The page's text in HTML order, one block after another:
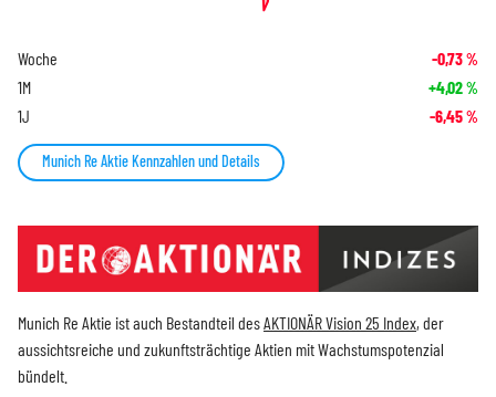
Woche -0,73%
1M +4,02%
1J -6,45%
Munich Re Aktie Kennzahlen und Details
Munich Re Aktie ist auch Bestandteil desAKTIONÄR Vision 25 Index, der
aussichtsreiche und zukunftsträchtige Aktien mit Wachstumspotenzial
bündelt.